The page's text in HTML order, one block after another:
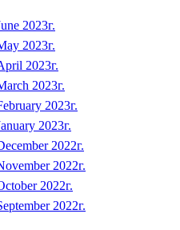
2023г.
2023г.
2023г.
2023г.
2023г.
2023г.
2022г.
2022г.
2022г.
2022г.